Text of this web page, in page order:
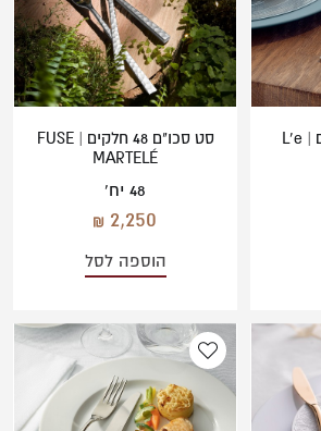
סט סכו"ם 48 חלקים | L’e
סט סכו"ם 48 חלקים | FUSE
MARTELÉ
48 יח'
2,250
הוספה לסל